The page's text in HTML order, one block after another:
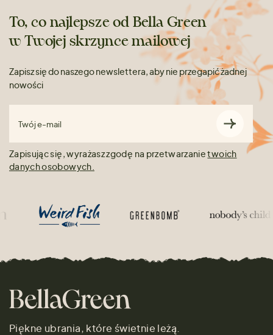
To, co najlepsze od Bella Green
w Twojej skrzynce mailowej
Zapisz się do naszego newslettera, aby nie przegapić żadnej
nowości
Twój e-mail
Zapisując się, wyrażasz zgodę na przetwarzanietwoich
danych osobowych.
Piękne ubrania, które świetnie leżą.